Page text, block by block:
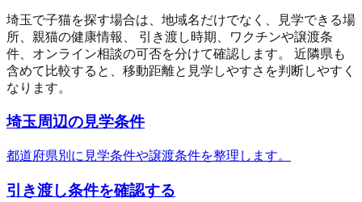
埼玉で子猫を探す場合は、地域名だけでなく、見学できる場
所、親猫の健康情報、 引き渡し時期、ワクチンや譲渡条
件、オンライン相談の可否を分けて確認します。 近隣県も
含めて比較すると、移動距離と見学しやすさを判断しやすく
なります。
埼玉周辺の見学条件
都道府県別に見学条件や譲渡条件を整理します。
引き渡し条件を確認する